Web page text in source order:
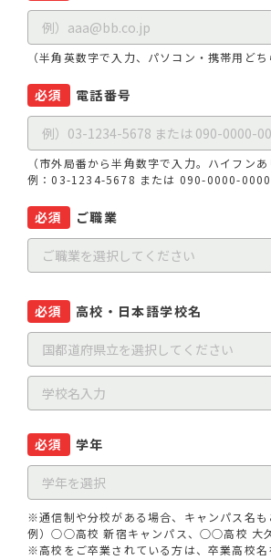
（半角英数字で入力、パソコン・携帯用どち
必須 電話番号
（市外局番から半角数字で入力。ハイフン
例：03-1234-5678 または 090-0000-0000
必須 ご職業
必須 高校・日本語学校名
必須 学年
※通信制や分校がある場合、キャンパス名も
例）○○高校 新宿キャンパス、○○高校 大
※高校をご卒業されている方は、卒業高校名